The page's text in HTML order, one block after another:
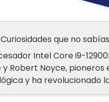
Curiosidades que no
Intel Core i9-
y Robert Noyce,
y ha revolucionado